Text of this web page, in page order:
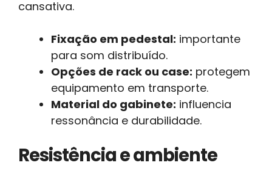
cansativa.
Fixação em pedestal: importante
para som distribuído.
Opções de rack ou case: protegem
equipamento em transporte.
Material do gabinete: influencia
ressonância e durabilidade.
Resistência e ambiente